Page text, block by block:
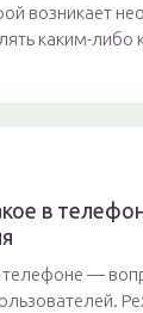
возникает
каким-
в
телефоне —